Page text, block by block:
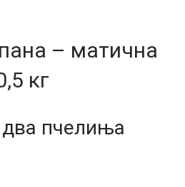
– матична
кг
пчелиња